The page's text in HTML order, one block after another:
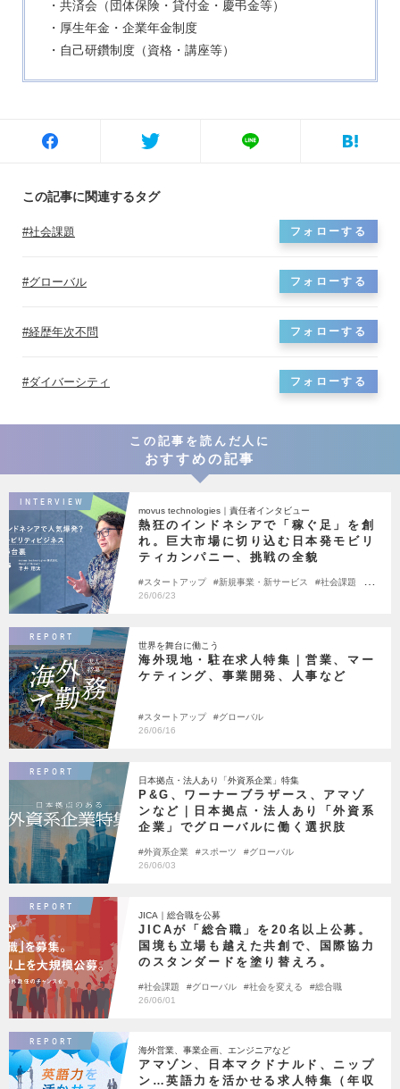
・共済会（団体保険・貸付金・慶弔金等）
・厚生年金・企業年金制度
・自己研鑽制度（資格・講座等）
この記事に関連するタグ
社会課題 フォローする
グローバル フォローする
経歴年次不問 フォローする
ダイバーシティ フォローする
この記事を読んだ人に
おすすめの記事
INTERVIEW
movus technologies｜責任者インタビュー
熱狂のインドネシアで「稼ぐ足」を創
れ。巨大市場に切り込む日本発モビリ
ティカンパニー、挑戦の全貌
スタートアップ 新規事業・新サービス 社会課題
ローバル
26/06/23
REPORT
世界を舞台に働こう
海外現地・駐在求人特集｜営業、マー
ケティング、事業開発、人事など
スタートアップ
グローバル
26/06/16
REPORT
日本拠点・法人あり「外資系企業」特集
P&G、ワーナーブラザース、アマゾ
ンなど｜日本拠点・法人あり「外資系
企業」でグローバルに働く選択肢
外資系企業 スポーツ
グローバル
26/06/03
REPORT
JICA｜総合職を公募
JICAが「総合職」を20名以上公募。
国境も立場も越えた共創で、国際協力
のスタンダードを塗り替えろ。
社会課題 グローバル 社会を変える
総合職
26/06/01
REPORT
海外営業、事業企画、エンジニアなど
アマゾン、日本マクドナルド、ニップ
ン…英語力を活かせる求人特集（年収